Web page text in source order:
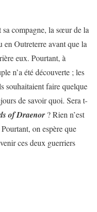
compagne, la sœur de la
Outreterre avant que la
eux. Pourtant, à
n’a été découverte ; les
souhaitaient faire quelque
de savoir quoi. Sera t-
of Draenor ? Rien n’est
on espère que
ces deux guerriers